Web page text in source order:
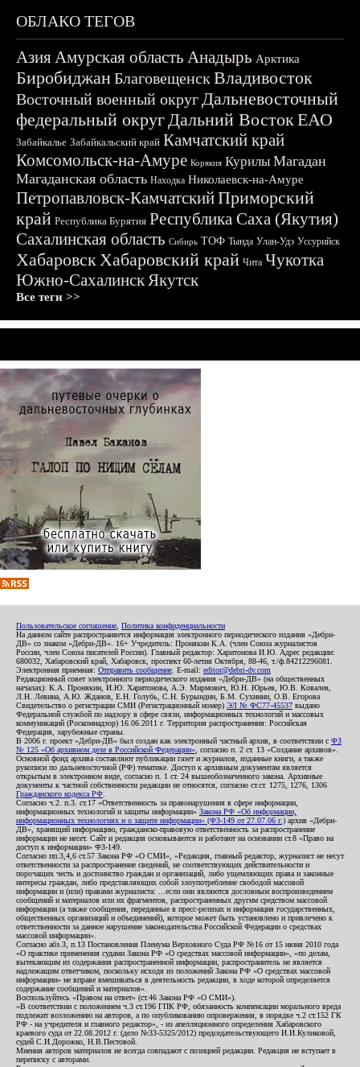
ОБЛАКО ТЕГОВ
АзияАмурская область Анадырь Арктика
БиробиджанБлаговещенскВладивосток
Восточный военный округДальневосточный
федеральный округДальний ВостокЕАО
Забайкалье Забайкальский край Камчатский край
Комсомольск-на-Амуре Корякия Курилы Магадан
Магаданская область Находка Николаевск-на-Амуре
Петропавловск-КамчатскийПриморский
край Республика Бурятия Республика Саха (Якутия)
Сахалинская область Сибирь ТОФ Тында Улан-Удэ Уссурийск
ХабаровскХабаровский край Чита Чукотка
Южно-СахалинскЯкутск
Все теги >>
Пользовательское соглашение Политика конфиденциальности
На данном сайте распространяется информация электронного периодического издания «Дебри-
ДВ» со знаком «Дебри-ДВ». 16+ Учредитель: Пронякин К.А. (член Союза журналистов
России, член Союза писателей России). Главный редактор: Харитонова И.Ю. Адрес редакции:
680032, Хабаровский край, Хабаровск, проспект 60-летия Октября, 88-46, т./ф.84212296081.
Электронная приемная: Отправить сообщение . E-mail: editor@debri-dv.com
Редакционный совет электронного периодического издания «Дебри-ДВ» (на общественных
началах): К.А. Пронякин, И.Ю. Харитонова, А.Э. Мирмович, Ю.Н. Юрьев, Ю.В. Ковалев,
Л.Н. Левина, А.Ю. Жданов, Е.Н. Голубь, С.Н. Бурындин, Б.М. Сухинин, О.В. Егорова
Свидетельство о регистрации СМИ (Регистрационный номер) ЭЛ № ФС77-45537 выдано
Федеральной службой по надзору в сфере связи, информационных технологий и массовых
коммуникаций (Роскомнадзор) 16.06.2011 г. Территория распространения: Российская
Федерация, зарубежные страны.
В 2006 г. проект «Дебри-ДВ» был создан как электронный частный архив, в соответствии с ФЗ
№ 125 «Об архивном деле в Российской Федерации» , согласно п. 2 ст. 13 «Создание архивов».
Основной фонд архива составляют публикации газет и журналов, изданные книги, а также
рукописи по дальневосточной (РФ) тематике. Доступ к архивным документам является
открытым в электронном виде, согласно п. 1 ст. 24 вышеобозначенного закона. Архивные
документы к частной собственности редакции не относятся, согласно ст.ст. 1275, 1276, 1306
Гражданского кодекса РФ
Согласно ч.2. п.3. ст.17 «Ответственность за правонарушения в сфере информации,
информационных технологий и защиты информации» Закона РФ «Об информации,
информационных технологиях и о защите информации» (ФЗ-149 от 27.07.06 г.) архив «Дебри-
ДВ», хранящий информацию, гражданско-правовую ответственность за распространение
информации не несет. Сайт и редакция основываются и работают на основании ст.8 «Право на
доступ к информации» ФЗ-149.
Согласно пп.3,4,6 ст.57 Закона РФ «О СМИ», «Редакция, главный редактор, журналист не несут
ответственности за распространение сведений, не соответствующих действительности и
порочащих честь и достоинство граждан и организаций, либо ущемляющих права и законные
интересы граждан, либо представляющих собой злоупотребление свободой массовой
информации и (или) правами журналиста: ...если они являются дословным воспроизведением
сообщений и материалов или их фрагментов, распространенных другим средством массовой
информации (а также сообщения, переданные в пресс-релизах и информация государственных,
общественных организаций и объединений), которое может быть установлено и привлечено к
ответственности за данное нарушение законодательства Российской Федерации о средствах
массовой информации».
Согласно абз.3, п.13 Постановления Пленума Верховного Суда РФ №16 от 15 июня 2010 года
«О практике применения судами Закона РФ «О средствах массовой информации», «по делам,
вытекающим из содержания распространенной информации, распространитель не является
надлежащим ответчиком, поскольку исходя из положений Закона РФ «О средствах массовой
информации» не вправе вмешиваться в деятельность редакции, в ходе которой определяется
содержание сообщений и материалов».
Воспользуйтесь «Правом на ответ» (ст.46 Закона РФ «О СМИ»).
«В соответствии с положением ч.3 ст.196 ГПК РФ, обязанность компенсации морального вреда
подлежит возложению на авторов, а по опубликованию опровержения, в порядке ч.2 ст.152 ГК
РФ - на учредителя и главного редактор», - из апелляционного определения Хабаровского
краевого суда от 22.08.2012 г. (дело №33-5325/2012) председательствующего И.И.Куликовой,
судей С.И.Дорожко, Н.В.Пестовой.
Мнения авторов материалов не всегда совпадают с позицией редакции. Редакция не вступает в
переписку с авторами.